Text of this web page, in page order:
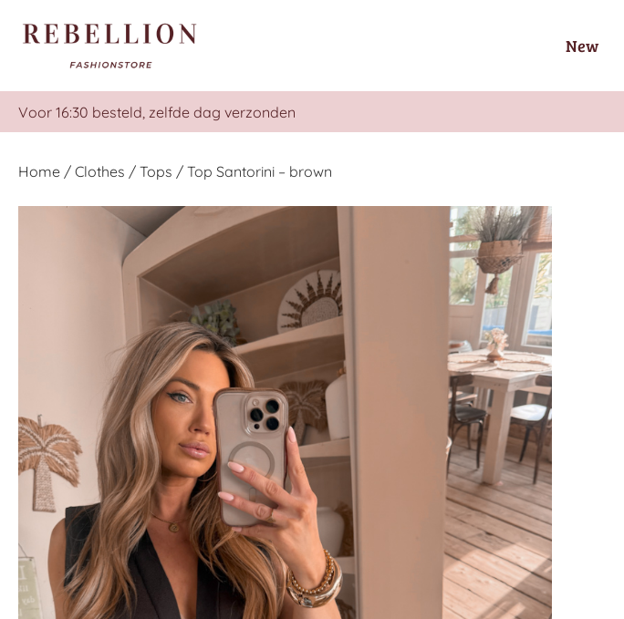
New
Voor 16:30 besteld, zelfde dag verzonden
Home / Clothes / Tops / Top Santorini – brown